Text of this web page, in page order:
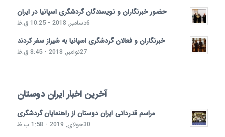
حضور خبرنگاران و نویسندگان گردشگری اسپانیا در ایران
6دسامبر, 2018 - 10:25 ق.ظ
خبرنگاران و فعالان گردشگری اسپانیا به شیراز سفر کردند
27نوامبر, 2018 - 8:45 ق.ظ
آخرین اخبار ایران دوستان
مراسم قدردانی ایران دوستان از راهنمایان گردشگری
30جولای, 2019 - 1:58 ب.ظ